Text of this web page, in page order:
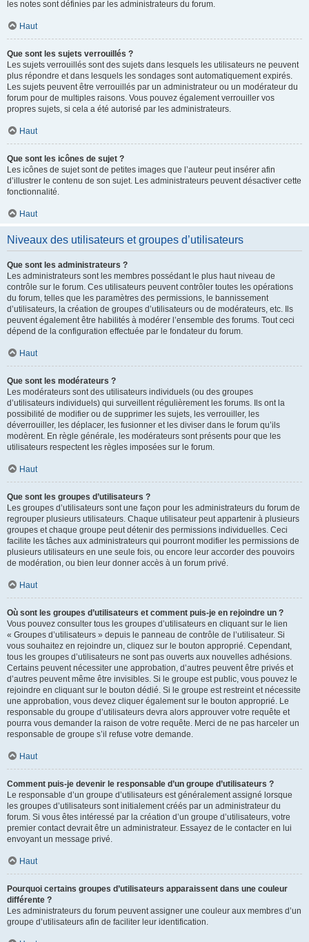
les notes sont définies par les administrateurs du forum.
Haut
Que sont les sujets verrouillés ?
Les sujets verrouillés sont des sujets dans lesquels les utilisateurs ne peuvent
plus répondre et dans lesquels les sondages sont automatiquement expirés.
Les sujets peuvent être verrouillés par un administrateur ou un modérateur du
forum pour de multiples raisons. Vous pouvez également verrouiller vos
propres sujets, si cela a été autorisé par les administrateurs.
Haut
Que sont les icônes de sujet ?
Les icônes de sujet sont de petites images que l’auteur peut insérer afin
d’illustrer le contenu de son sujet. Les administrateurs peuvent désactiver cette
fonctionnalité.
Haut
Niveaux des utilisateurs et groupes d’utilisateurs
Que sont les administrateurs ?
Les administrateurs sont les membres possédant le plus haut niveau de
contrôle sur le forum. Ces utilisateurs peuvent contrôler toutes les opérations
du forum, telles que les paramètres des permissions, le bannissement
d’utilisateurs, la création de groupes d’utilisateurs ou de modérateurs, etc. Ils
peuvent également être habilités à modérer l’ensemble des forums. Tout ceci
dépend de la configuration effectuée par le fondateur du forum.
Haut
Que sont les modérateurs ?
Les modérateurs sont des utilisateurs individuels (ou des groupes
d’utilisateurs individuels) qui surveillent régulièrement les forums. Ils ont la
possibilité de modifier ou de supprimer les sujets, les verrouiller, les
déverrouiller, les déplacer, les fusionner et les diviser dans le forum qu’ils
modèrent. En règle générale, les modérateurs sont présents pour que les
utilisateurs respectent les règles imposées sur le forum.
Haut
Que sont les groupes d’utilisateurs ?
Les groupes d’utilisateurs sont une façon pour les administrateurs du forum de
regrouper plusieurs utilisateurs. Chaque utilisateur peut appartenir à plusieurs
groupes et chaque groupe peut détenir des permissions individuelles. Ceci
facilite les tâches aux administrateurs qui pourront modifier les permissions de
plusieurs utilisateurs en une seule fois, ou encore leur accorder des pouvoirs
de modération, ou bien leur donner accès à un forum privé.
Haut
Où sont les groupes d’utilisateurs et comment puis-je en rejoindre un ?
Vous pouvez consulter tous les groupes d’utilisateurs en cliquant sur le lien
« Groupes d’utilisateurs » depuis le panneau de contrôle de l’utilisateur. Si
vous souhaitez en rejoindre un, cliquez sur le bouton approprié. Cependant,
tous les groupes d’utilisateurs ne sont pas ouverts aux nouvelles adhésions.
Certains peuvent nécessiter une approbation, d’autres peuvent être privés et
d’autres peuvent même être invisibles. Si le groupe est public, vous pouvez le
rejoindre en cliquant sur le bouton dédié. Si le groupe est restreint et nécessite
une approbation, vous devez cliquer également sur le bouton approprié. Le
responsable du groupe d’utilisateurs devra alors approuver votre requête et
pourra vous demander la raison de votre requête. Merci de ne pas harceler un
responsable de groupe s’il refuse votre demande.
Haut
Comment puis-je devenir le responsable d’un groupe d’utilisateurs ?
Le responsable d’un groupe d’utilisateurs est généralement assigné lorsque
les groupes d’utilisateurs sont initialement créés par un administrateur du
forum. Si vous êtes intéressé par la création d’un groupe d’utilisateurs, votre
premier contact devrait être un administrateur. Essayez de le contacter en lui
envoyant un message privé.
Haut
Pourquoi certains groupes d’utilisateurs apparaissent dans une couleur
différente ?
Les administrateurs du forum peuvent assigner une couleur aux membres d’un
groupe d’utilisateurs afin de faciliter leur identification.